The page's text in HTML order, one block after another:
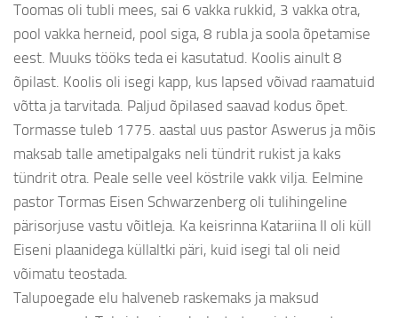
Toomas oli tubli mees, sai 6 vakka rukkid, 3 vakka otra,
pool vakka herneid, pool siga, 8 rubla ja soola õpetamise
eest. Muuks tööks teda ei kasutatud. Koolis ainult 8
õpilast. Koolis oli isegi kapp, kus lapsed võivad raamatuid
võtta ja tarvitada. Paljud õpilased saavad kodus õpet.
Tormasse tuleb 1775. aastal uus pastor Aswerus ja mõis
maksab talle ametipalgaks neli tündrit rukist ja kaks
tündrit otra. Peale selle veel köstrile vakk vilja. Eelmine
pastor Tormas Eisen Schwarzenberg oli tulihingeline
pärisorjuse vastu võitleja. Ka keisrinna Katariina II oli küll
Eiseni plaanidega küllaltki päri, kuid isegi tal oli neid
võimatu teostada.
Talupoegade elu halveneb raskemaks ja maksud